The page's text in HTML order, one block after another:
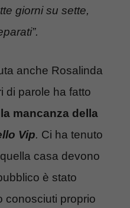
giorni su sette,
anche Rosalinda
di parole ha fatto
mancanza della
Vip. Ci ha tenuto
casa devono
è stato
conosciuti proprio